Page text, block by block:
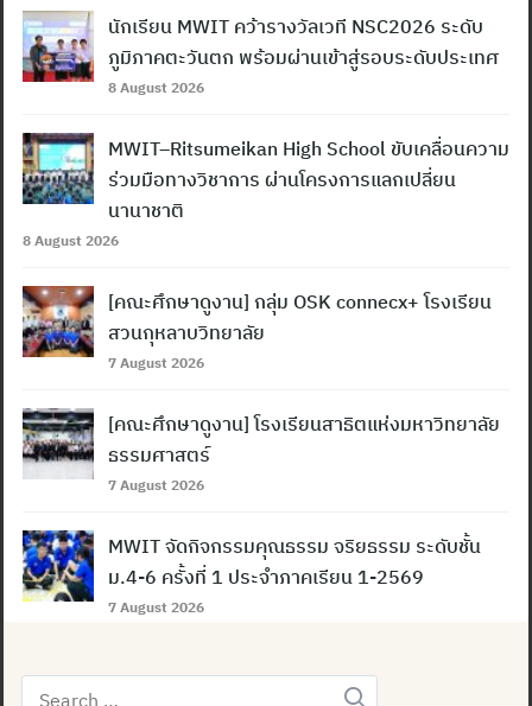
นักเรียน MWIT คว้ารางวัลเวที NSC2026 ระดับ
ภูมิภาคตะวันตก พร้อมผ่านเข้าสู่รอบระดับประเทศ
8 August 2026
MWIT–Ritsumeikan High School ขับเคลื่อนความ
ร่วมมือทางวิชาการ ผ่านโครงการแลกเปลี่ยน
นานาชาติ
8 August 2026
[คณะศึกษาดูงาน] กลุ่ม OSK connecx+ โรงเรียน
สวนกุหลาบวิทยาลัย
7 August 2026
[คณะศึกษาดูงาน] โรงเรียนสาธิตแห่งมหาวิทยาลัย
ธรรมศาสตร์
7 August 2026
MWIT จัดกิจกรรมคุณธรรม จริยธรรม ระดับชั้น
ม.4-6 ครั้งที่ 1 ประจำภาคเรียน 1-2569
7 August 2026
Search